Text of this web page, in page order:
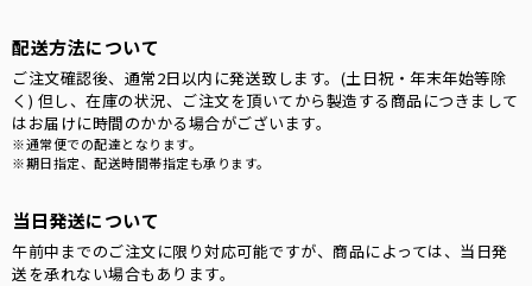
配送方法について
ご注文確認後、通常2日以内に発送致します。(土日祝・年末年始等除
く) 但し、在庫の状況、ご注文を頂いてから製造する商品につきまして
はお届けに時間のかかる場合がございます。
※通常便での配達となります。
※期日指定、配送時間帯指定も承ります。
当日発送について
午前中までのご注文に限り対応可能ですが、商品によっては、当日発
送を承れない場合もあります。